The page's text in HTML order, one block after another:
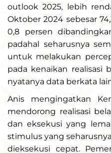
outlook 2025, lebih
Oktober 2024 sebesar
0,8 persen
padahal seharusnya
untuk melakukan
pada kenaikan realisasi
nyatanya data berkata
Anis mengingatkan
mendorong realisasi
dan eksekusi yang
stimulus yang
dieksekusi cepat.